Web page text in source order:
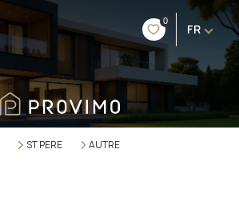
0
FR
ST PERE AUTRE